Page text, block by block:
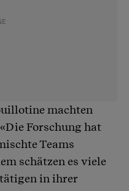
machten
Forschung hat
Teams
schätzen es viele
in ihrer